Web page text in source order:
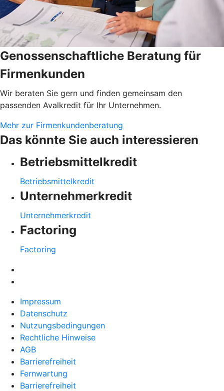
Genossenschaftliche Beratung für
Firmenkunden
Wir beraten Sie gern und finden gemeinsam den
passenden Avalkredit für Ihr Unternehmen.
Mehr zur Firmenkundenberatung
Das könnte Sie auch interessieren
Betriebsmittelkredit
Betriebsmittelkredit
Unternehmerkredit
Unternehmerkredit
Factoring
Factoring
Impressum
Datenschutz
Nutzungsbedingungen
Rechtliche Hinweise
AGB
Barrierefreiheit
Fernwartung
Barrierefreiheit